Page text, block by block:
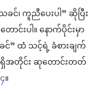
င်၊ ကူညီပေးပါ” ဆိုပြီး
င်းပါ။ နောက်ပိုင်းမှာ
” ထံ သင့်ရဲ့ ခံစားချက်
အတိုင်း ဆုတောင်းတတ်
။